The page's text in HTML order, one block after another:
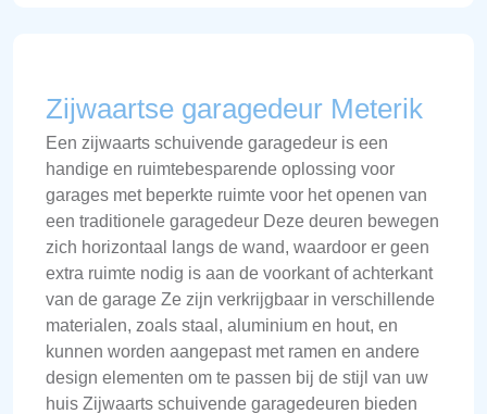
Zijwaartse garagedeur Meterik
Een zijwaarts schuivende garagedeur is een
handige en ruimtebesparende oplossing voor
garages met beperkte ruimte voor het openen van
een traditionele garagedeur Deze deuren bewegen
zich horizontaal langs de wand, waardoor er geen
extra ruimte nodig is aan de voorkant of achterkant
van de garage Ze zijn verkrijgbaar in verschillende
materialen, zoals staal, aluminium en hout, en
kunnen worden aangepast met ramen en andere
design elementen om te passen bij de stijl van uw
huis Zijwaarts schuivende garagedeuren bieden